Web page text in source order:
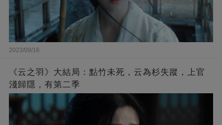
2023/09/16
《云之羽》大結局：點竹未死，云為杉失蹤，上官
淺歸隱，有第二季